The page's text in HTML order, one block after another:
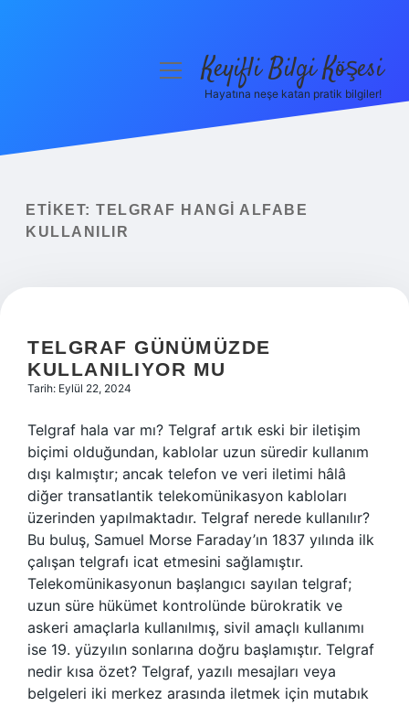
Yasal Uyarı
menüyüKeyifli Bilgi Köşesi
Hayatına neşe katan pratik bilgiler!
ETIKET: TELGRAF HANGI ALFABE
KULLANILIR
TELGRAF GÜNÜMÜZDE
KULLANILIYOR MU
Tarih: Eylül 22, 2024
Telgraf hala var mı? Telgraf artık eski bir iletişim
biçimi olduğundan, kablolar uzun süredir kullanım
dışı kalmıştır; ancak telefon ve veri iletimi hâlâ
diğer transatlantik telekomünikasyon kabloları
üzerinden yapılmaktadır. Telgraf nerede kullanılır?
Bu buluş, Samuel Morse Faraday’ın 1837 yılında ilk
çalışan telgrafı icat etmesini sağlamıştır.
Telekomünikasyonun başlangıcı sayılan telgraf;
uzun süre hükümet kontrolünde bürokratik ve
askeri amaçlarla kullanılmış, sivil amaçlı kullanımı
ise 19. yüzyılın sonlarına doğru başlamıştır. Telgraf
nedir kısa özet? Telgraf, yazılı mesajları veya
belgeleri iki merkez arasında iletmek için mutabık